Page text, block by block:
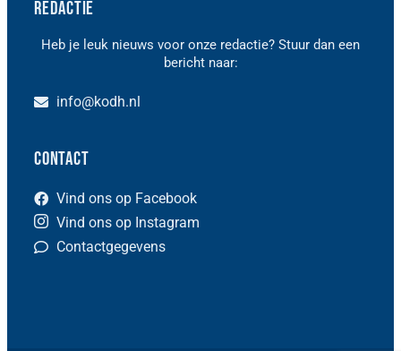
Redactie
Heb je leuk nieuws voor onze redactie? Stuur dan een
bericht naar:
info@kodh.nl
Contact
Vind ons op Facebook
Vind ons op Instagram
Contactgegevens